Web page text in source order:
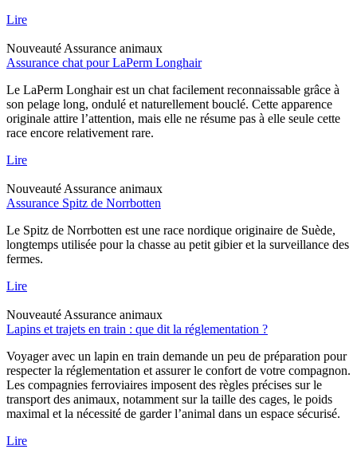
Lire
Nouveauté Assurance animaux
Assurance chat pour LaPerm Longhair
Le LaPerm Longhair est un chat facilement reconnaissable grâce à
son pelage long, ondulé et naturellement bouclé. Cette apparence
originale attire l’attention, mais elle ne résume pas à elle seule cette
race encore relativement rare.
Lire
Nouveauté Assurance animaux
Assurance Spitz de Norrbotten
Le Spitz de Norrbotten est une race nordique originaire de Suède,
longtemps utilisée pour la chasse au petit gibier et la surveillance des
fermes.
Lire
Nouveauté Assurance animaux
Lapins et trajets en train : que dit la réglementation ?
Voyager avec un lapin en train demande un peu de préparation pour
respecter la réglementation et assurer le confort de votre compagnon.
Les compagnies ferroviaires imposent des règles précises sur le
transport des animaux, notamment sur la taille des cages, le poids
maximal et la nécessité de garder l’animal dans un espace sécurisé.
Lire